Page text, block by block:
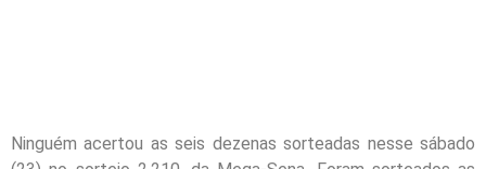
Ninguém acertou as seis dezenas sorteadas nesse sábado